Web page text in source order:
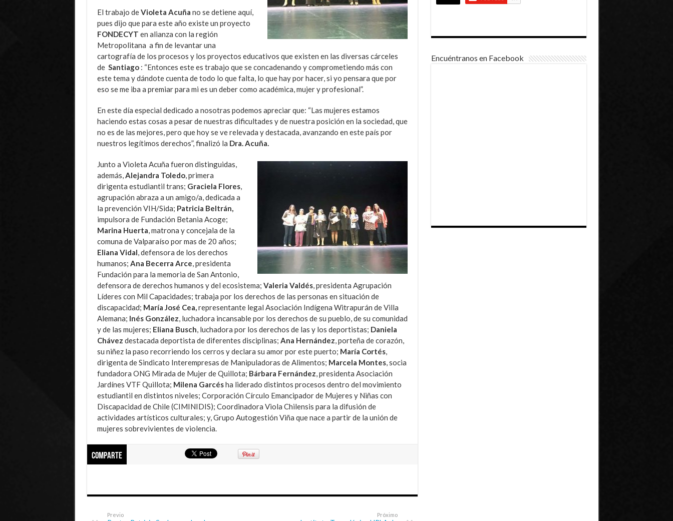
El trabajo deVioleta Acuña no se detiene aquí,
pues dijo que para este año existe un proyecto
FONDECYT en alianza con la región
Metropolitana a fin de levantar una
cartografía de los procesos y los proyectos educativos que existen en las diversas cárceles
de Santiago: “Entonces este es trabajo que se concadenando y comprometiendo más con
este tema y dándote cuenta de todo lo que falta, lo que hay por hacer, si yo pensara que por
eso se me iba a premiar para mi es un deber como académica, mujer y profesional”.
En este día especial dedicado a nosotras podemos apreciar que: “Las mujeres estamos
haciendo estas cosas a pesar de nuestras dificultades y de nuestra posición en la sociedad, que
no es de las mejores, pero que hoy se ve relevada y destacada, avanzando en este país por
nuestros legítimos derechos”, finalizó la Dra. Acuña.
Junto a Violeta Acuña fueron distinguidas,
además,Alejandra Toledo, primera
dirigenta estudiantil trans; Graciela Flores,
agrupación abraza a un amigo/a, dedicada a
la prevención VIH/Sida; Patricia Beltrán,
impulsora de Fundación Betania Acoge;
Marina Huerta, matrona y concejala de la
comuna de Valparaíso por mas de 20 años;
Eliana Vidal, defensora de los derechos
humanos; Ana Becerra Arce, presidenta
Fundación para la memoria de San Antonio,
defensora de derechos humanos y del ecosistema; Valeria Valdés, presidenta Agrupación
Líderes con Mil Capacidades; trabaja por los derechos de las personas en situación de
discapacidad; María José Cea,representante legal Asociación Indígena Witrapurán de Villa
Alemana; Inés González, luchadora incansable por los derechos de su pueblo, de su comunidad
y de las mujeres; Eliana Busch, luchadora por los derechos de las y los deportistas; Daniela
Chávez destacada deportista de diferentes disciplinas; Ana Hernández, porteña de corazón,
su niñez la paso recorriendo los cerros y declara su amor por este puerto; María Cortés,
dirigenta de Sindicato Interempresas de Manipuladoras de Alimentos; Marcela Montes, socia
fundadora ONG Mirada de Mujer de Quillota; Bárbara Fernández, presidenta Asociación
Jardínes VTF Quillota; Milena Garcésha liderado distintos procesos dentro del movimiento
estudiantil en distintos niveles; Corporación Círculo Emancipador de Mujeres y Niñas con
Discapacidad de Chile (CIMINIDIS); Coordinadora Viola Chilensis para la difusión de
actividades artísticos culturales; y, Grupo Autogestión Viña que nace a partir de la unión de
mujeres sobrevivientes de violencia.
Comparte
Previo Próximo
Encuéntranos en Facebook